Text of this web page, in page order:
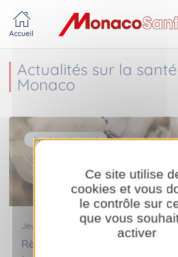
Accueil
Actualités sur la
Monaco
Produits de santé
Jeudi 10 septembre 2020
Règles de sécurité concernant
Ce site utilise
cookies et vous
le contrôle sur
que vous
activer